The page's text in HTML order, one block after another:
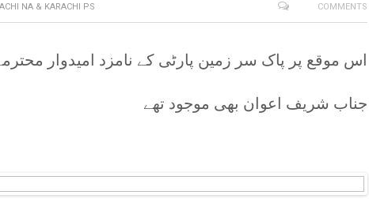
NA & KARACHI PS COMMENTS
اس موقع پر پاک سر زمین پارٹی کے نامزد امیدوار
جناب شریف اعوان بھی موجود تھے